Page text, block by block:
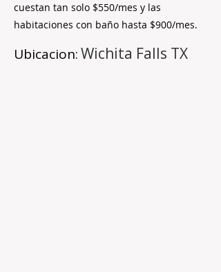
cuestan tan solo $550/mes y las
habitaciones con baño hasta $900/mes.
Ubicacion:Wichita Falls TX